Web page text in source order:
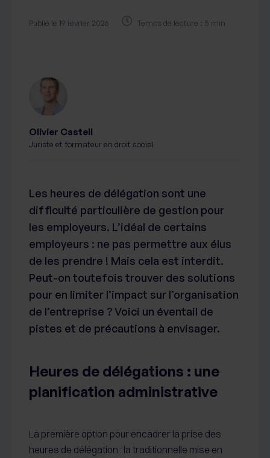
Nos accompagnements
Publié le 19 février 2026 Temps de lecture : 5 min
Les heures de délégation sont une
difficulté particulière de gestion pour
les employeurs. L’idéal de certains
employeurs : ne pas permettre aux élus
de les prendre ! Mais cela est interdit.
Peut-on toutefois trouver des solutions
pour en limiter l’impact sur l’organisation
de l’entreprise ? Voici un éventail de
pistes et de précautions à envisager.
Heures de délégations : une
planification administrative
La première option pour encadrer la prise des
heures de délégation : la traditionnelle mise en
Olivier Castell
Juriste et formateur en droit social